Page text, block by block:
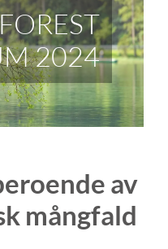
2024
av
mångfald